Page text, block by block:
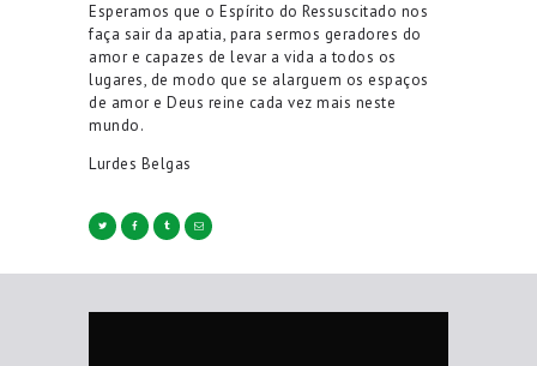
Esperamos que o Espírito do Ressuscitado nos
faça sair da apatia, para sermos geradores do
amor e capazes de levar a vida a todos os
lugares, de modo que se alarguem os espaços
de amor e Deus reine cada vez mais neste
mundo.
Lurdes Belgas